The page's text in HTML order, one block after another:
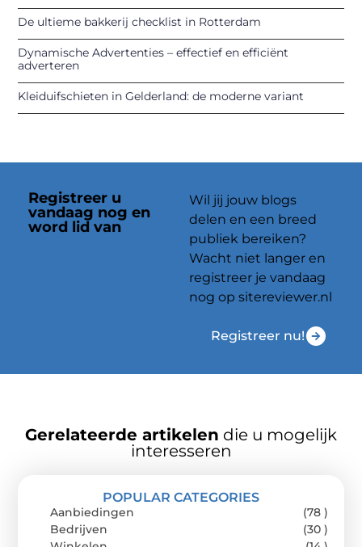
De ultieme bakkerij checklist in Rotterdam
Dynamische Advertenties – effectief en efficiënt
adverteren
Kleiduifschieten in Gelderland: de moderne variant
Registreer u
vandaag nog en
word lid van
Wil jij jouw blogs
delen en een breed
publiek bereiken?
Wacht niet langer en
registreer je vandaag
nog op sitereviewer.nl
Registreer nu!
Gerelateerde artikelen die u mogelijk
interesseren
POPULAR CATEGORIES
Aanbiedingen
(78 )
Bedrijven
(30 )